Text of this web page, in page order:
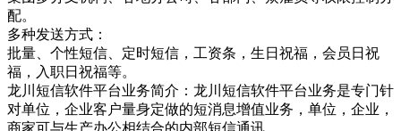
配。
多种发送方式：
批量、个性短信、定时短信，工资条，生日祝福，会员日祝
福，入职日祝福等。
龙川短信软件平台业务简介：龙川短信软件平台业务是专门针
对单位，企业客户量身定做的短消息增值业务，单位，企业，
商家可与生产办公相结合的内部短信通讯，